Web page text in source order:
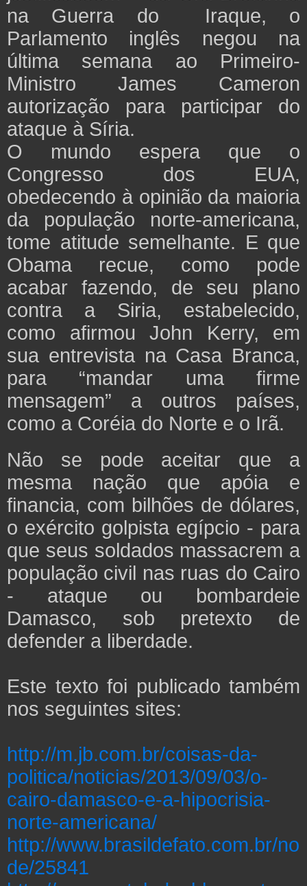
na Guerra do Iraque, o
Parlamento inglês negou na
última semana ao Primeiro-
Ministro James Cameron
autorização para participar do
ataque à Síria.
O mundo espera que o
Congresso dos EUA,
obedecendo à opinião da maioria
da população norte-americana,
tome atitude semelhante. E que
Obama recue, como pode
acabar fazendo, de seu plano
contra a Siria, estabelecido,
como afirmou John Kerry, em
sua entrevista na Casa Branca,
para “mandar uma firme
mensagem” a outros países,
como a Coréia do Norte e o Irã.
Não se pode aceitar que a
mesma nação que apóia e
financia, com bilhões de dólares,
o exército golpista egípcio - para
que seus soldados massacrem a
população civil nas ruas do Cairo
- ataque ou bombardeie
Damasco, sob pretexto de
defender a liberdade.
Este texto foi publicado também
nos seguintes sites:
http://m.jb.com.br/coisas-da-
politica/noticias/2013/09/03/o-
cairo-damasco-e-a-hipocrisia-
norte-americana/
http://www.brasildefato.com.br/no
de/25841